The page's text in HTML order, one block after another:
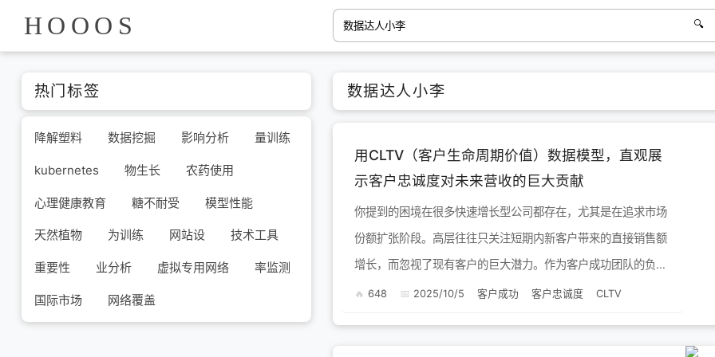
HOOOS
数据达人小李
用CLTV（客户生命周期价值）数据模型，直观展
示客户忠诚度对未来营收的巨大贡献
你提到的困境在很多快速增长型公司都存在，尤其是在追求市场
份额扩张阶段。高层往往只关注短期内新客户带来的直接销售额
增长，而忽视了现有客户的巨大潜力。作为客户成功团队的负责
人，你的感受非常真实且重要。要改变这种局面，我们需要一个
648 2025/10/5 客户成功 客户忠诚度 CLTV
热门标签
降解塑料 数据挖掘 影响分析 量训练
kubernetes 物生长 农药使用
心理健康教育 糖不耐受 模型性能
天然植物 为训练 网站设 技术工具
重要性 业分析 虚拟专用网络 率监测
国际市场 网络覆盖